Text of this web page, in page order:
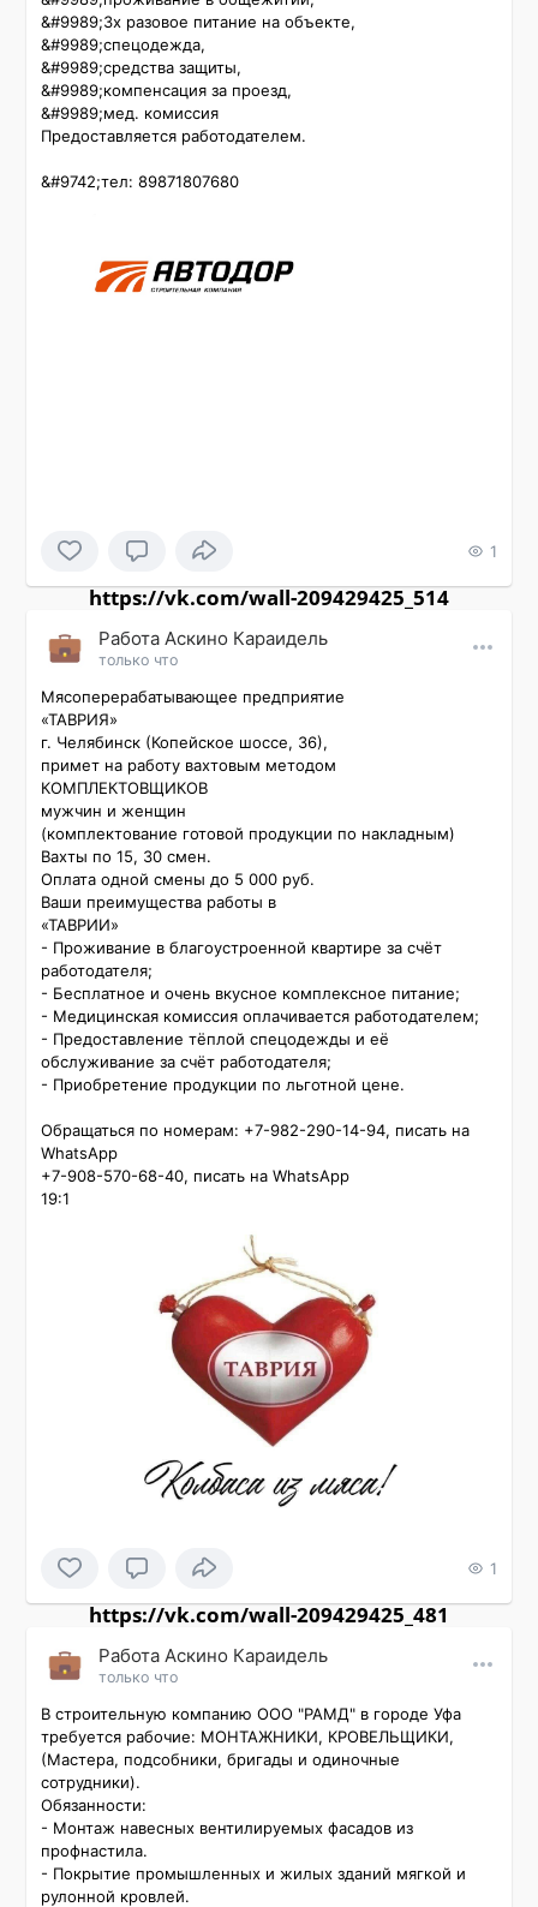
&#9989;3х разовое питание на объекте,
&#9989;спецодежда,
&#9989;средства защиты,
&#9989;компенсация за проезд,
&#9989;мед. комиссия
Предоставляется работодателем.
&#9742;тел: 89871807680
1
https://vk.com/wall-209429425_514
Работа Аскино Караидель
только что
Мясоперерабатывающее предприятие
«ТАВРИЯ»
г. Челябинск (Копейское шоссе, 36),
примет на работу вахтовым методом
КОМПЛЕКТОВЩИКОВ
мужчин и женщин
(комплектование готовой продукции по накладным)
Вахты по 15, 30 смен.
Оплата одной смены до 5 000 руб.
Ваши преимущества работы в
«ТАВРИИ»
- Проживание в благоустроенной квартире за счёт
работодателя;
- Бесплатное и очень вкусное комплексное питание;
- Медицинская комиссия оплачивается работодателем;
- Предоставление тёплой спецодежды и её
обслуживание за счёт работодателя;
- Приобретение продукции по льготной цене.
Обращаться по номерам: +7-982-290-14-94, писать на
WhatsApp
+7-908-570-68-40, писать на WhatsApp
19:1
1
https://vk.com/wall-209429425_481
Работа Аскино Караидель
только что
В строительную компанию ООО "РАМД" в городе Уфа
требуется рабочие: МОНТАЖНИКИ, КРОВЕЛЬЩИКИ,
(Мастера, подсобники, бригады и одиночные
сотрудники).
Обязанности:
- Монтаж навесных вентилируемых фасадов из
профнастила.
- Покрытие промышленных и жилых зданий мягкой и
рулонной кровлей.